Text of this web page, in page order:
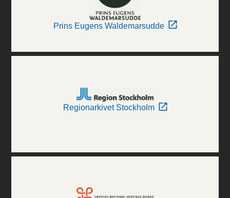
Prins Eugens Waldemarsudde
Regionarkivet Stockholm